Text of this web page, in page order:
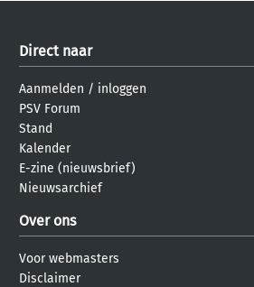
Direct naar
Aanmelden / inloggen
PSV Forum
Stand
Kalender
E-zine (nieuwsbrief)
Nieuwsarchief
Over ons
Voor webmasters
Disclaimer